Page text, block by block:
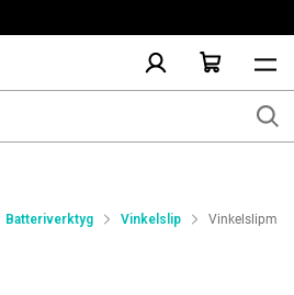
Batteriverktyg Vinkelslip